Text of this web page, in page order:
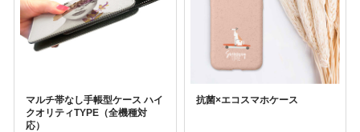
マルチ帯なし手帳型ケース ハイ
クオリティTYPE（全機種対
応）
抗菌×エコスマホケース